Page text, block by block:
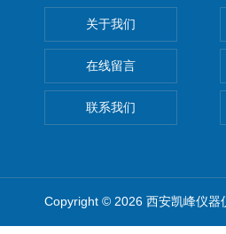
关于我们
在线留言
联系我们
Copyright © 2026 西安凯峰仪器